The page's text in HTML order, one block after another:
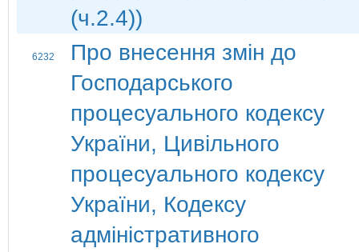
(ч.2.4))
6232
Про внесення змін до
Господарського
процесуального кодексу
України, Цивільного
процесуального кодексу
України, Кодексу
адміністративного